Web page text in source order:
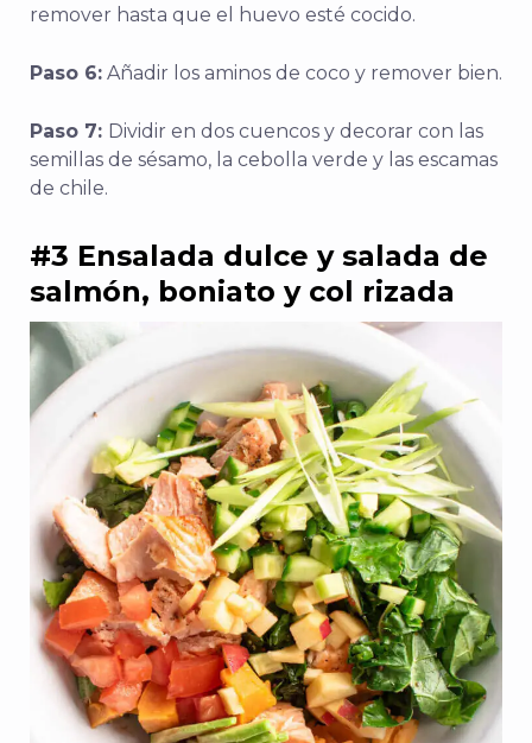
remover hasta que el huevo esté cocido.
Paso 6: Añadir los aminos de coco y remover bien.
Paso 7: Dividir en dos cuencos y decorar con las
semillas de sésamo, la cebolla verde y las escamas
de chile.
#3 Ensalada dulce y salada de
salmón, boniato y col rizada